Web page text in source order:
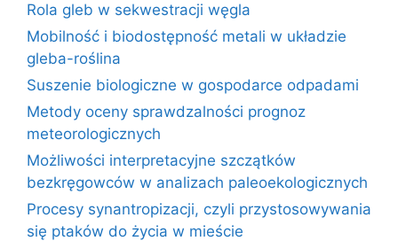
Rola gleb w sekwestracji węgla
Mobilność i biodostępność metali w układzie
gleba-roślina
Suszenie biologiczne w gospodarce odpadami
Metody oceny sprawdzalności prognoz
meteorologicznych
Możliwości interpretacyjne szczątków
bezkręgowców w analizach paleoekologicznych
Procesy synantropizacji, czyli przystosowywania
się ptaków do życia w mieście